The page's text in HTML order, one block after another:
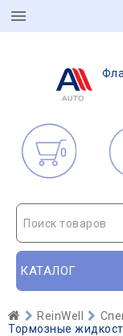
0
Поиск товаров
КАТАЛОГ
ReinWell
Тормозные